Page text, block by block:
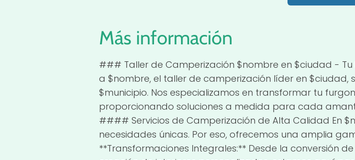
Más información
### Taller de Camperización $nombre en $ciudad - Tu
a $nombre, el taller de camperización líder en $ciudad,
$municipio. Nos especializamos en transformar tu
proporcionando soluciones a medida para cada
#### Servicios de Camperización de Alta Calidad En
necesidades únicas. Por eso, ofrecemos una amplia
**Transformaciones Integrales:** Desde la conversión